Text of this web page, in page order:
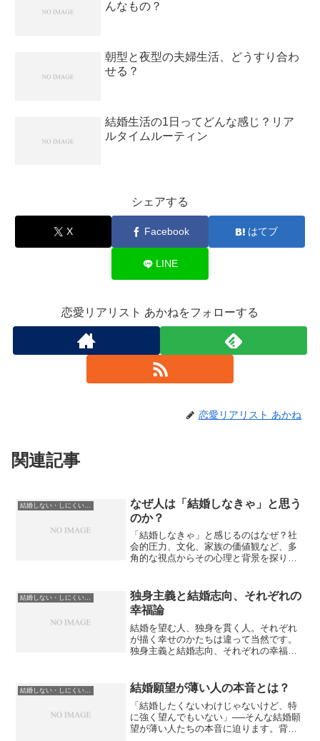
んなもの？
朝型と夜型の夫婦生活、どうすり合わ
せる？
結婚生活の1日ってどんな感じ？リア
ルタイムルーティン
シェアする
X Facebook はてブ
LINE
恋愛リアリスト あかねをフォローする
恋愛リアリスト あかね
関連記事
結婚しない・しにくい理由と選択肢
なぜ人は「結婚しなきゃ」と思う
のか？
「結婚しなきゃ」と感じるのはなぜ？社
会的圧力、文化、家族の価値観など、多
角的な視点からその心理と背景を探り、
結婚しない・しにくい理由と選択肢
独身主義と結婚志向、それぞれの
幸福論
結婚を望む人、独身を貫く人。それぞれ
が描く幸せのかたちは違って当然です。
独身主義と結婚志向、それぞれの幸福論
結婚願望が薄い人の本音とは？
「結婚したくないわけじゃないけど、特
に強く望んでもいない」──そんな結婚願
望が薄い人たちの本音に迫ります。背景